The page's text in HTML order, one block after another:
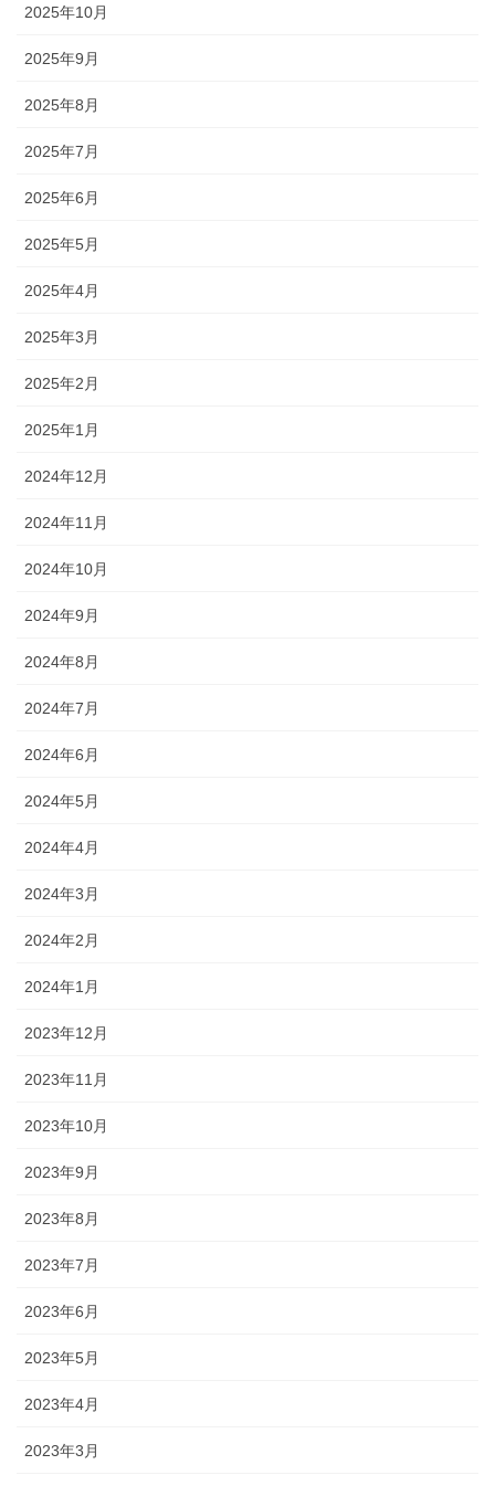
2025年10月
2025年9月
2025年8月
2025年7月
2025年6月
2025年5月
2025年4月
2025年3月
2025年2月
2025年1月
2024年12月
2024年11月
2024年10月
2024年9月
2024年8月
2024年7月
2024年6月
2024年5月
2024年4月
2024年3月
2024年2月
2024年1月
2023年12月
2023年11月
2023年10月
2023年9月
2023年8月
2023年7月
2023年6月
2023年5月
2023年4月
2023年3月